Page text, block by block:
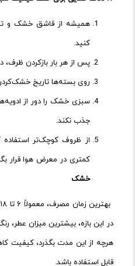
همیشه از قاشق خشک و
کنید.
پس از هر بار بازکردن ظرف،
روی بسته‌ها تاریخ خشک‌کردن
سبزی خشک را دور از
جذب نکند.
از ظروف کوچک‌تر استفاده
کمتری در معرض هوا قرار
خشک
در این بازه، بیشترین میزان
هرچه از این مدت بگذرد، کیفیت
قابل استفاده باشد.